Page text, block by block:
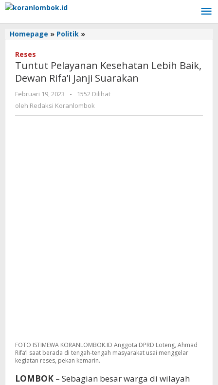
Lewati
konten
Homepage » Politik »
Lebih
Baik,
Dewan
Rifa’i
Janji
Suarakan
Reses
Tuntut Pelayanan Kesehatan Lebih Baik,
Dewan Rifa’i Janji Suarakan
Februari 19, 2023
oleh
Redaksi
-
1552 Dilihat
oleh Redaksi Koranlombok
FOTO ISTIMEWA KORANLOMBOK.ID Anggota DPRD Loteng, Ahmad
Rifa’I saat berada di tengah-tengah masyarakat usai menggelar
kegiatan reses, pekan kemarin.
LOMBOK – Sebagian besar warga di wilayah